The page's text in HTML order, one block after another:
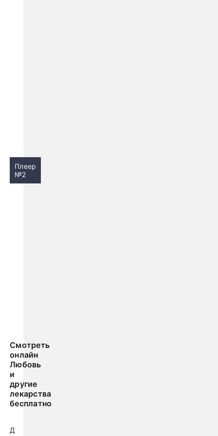
Плеер
№2
Смотреть
онлайн
Любовь
и
другие
лекарства
бесплатно
Д